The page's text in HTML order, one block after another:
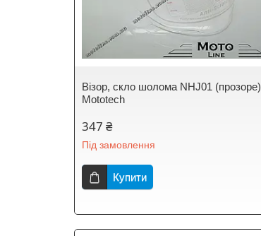
Візор, скло шолома NHJ01 (прозоре)
Mototech
347 ₴
Під замовлення
Купити